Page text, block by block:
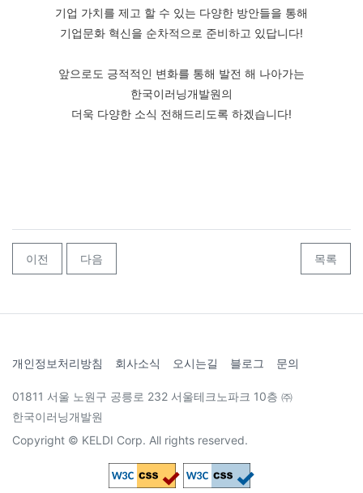
기업 가치를 제고 할 수 있는 다양한 방안들을 통해
기업문화 혁신을 순차적으로 준비하고 있답니다!
앞으로도 긍적적인 변화를 통해 발전 해 나아가는
한국이러닝개발원의
더욱 다양한 소식 전해드리도록 하겠습니다!
이전 다음 목록
개인정보처리방침 회사소식 오시는길 블로그 문의
01811 서울 노원구 공릉로 232 서울테크노파크 10층 ㈜
한국이러닝개발원
Copyright © KELDI Corp. All rights reserved.